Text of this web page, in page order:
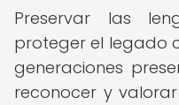
Preservar las
proteger el legado
generaciones
reconocer y